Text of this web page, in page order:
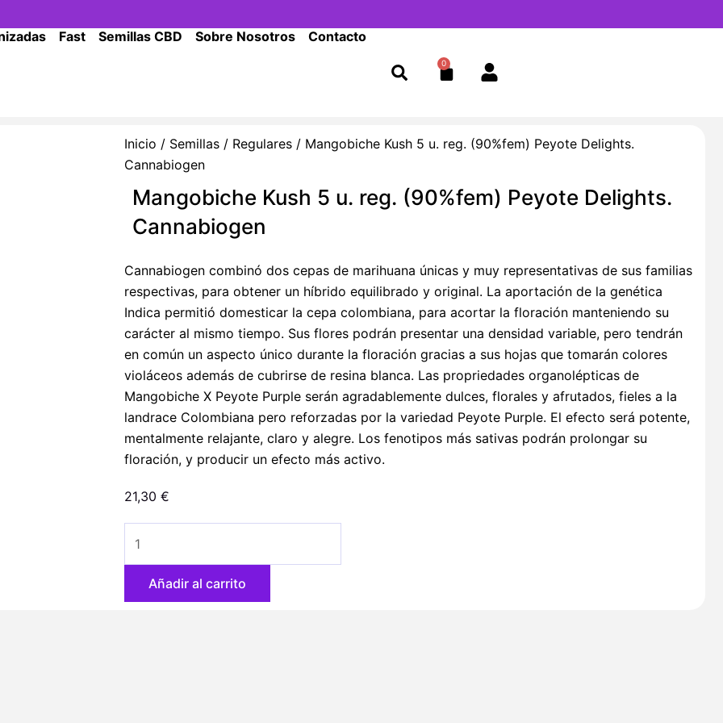
Fast Semillas CBD Sobre Nosotros Contacto
0
Cart
Inicio / Semillas/ Regulares/ Mangobiche Kush 5 u. reg. (90%fem) Peyote Delights.
Cannabiogen
Mangobiche Kush 5 u. reg. (90%fem) Peyote Delights.
Cannabiogen
Cannabiogen combinó dos cepas de marihuana únicas y muy representativas de sus familias
respectivas, para obtener un híbrido equilibrado y original. La aportación de la genética
Indica permitió domesticar la cepa colombiana, para acortar la floración manteniendo su
carácter al mismo tiempo. Sus flores podrán presentar una densidad variable, pero tendrán
en común un aspecto único durante la floración gracias a sus hojas que tomarán colores
violáceos además de cubrirse de resina blanca. Las propriedades organolépticas de
Mangobiche X Peyote Purple serán agradablemente dulces, florales y afrutados, fieles a la
landrace Colombiana pero reforzadas por la variedad Peyote Purple. El efecto será potente,
mentalmente relajante, claro y alegre. Los fenotipos más sativas podrán prolongar su
floración, y producir un efecto más activo.
21,30 €
Kush
Añadir al carrito